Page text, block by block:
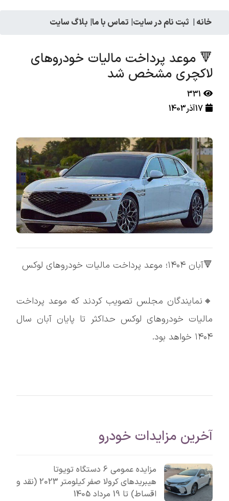
خانه | ثبت نام در سایت| تماس با ما| بلاگ سایت
🔻 موعد پرداخت مالیات خودروهای
لاکچری مشخص شد
331
17آذر1403
🔻آبان ۱۴۰۴؛ موعد پرداخت مالیات خودروهای لوکس
🔸نمایندگان مجلس تصویب کردند که موعد پرداخت
مالیات خودروهای لوکس حداکثر تا پایان آبان سال
۱۴۰۴ خواهد بود.
آخرین مزایدات خودرو
مزایده عمومی 6 دستگاه تویوتا
هیبریدهای کرولا صفر کیلومتر 2023 (نقد و
اقساط) تا 19 مرداد 1405